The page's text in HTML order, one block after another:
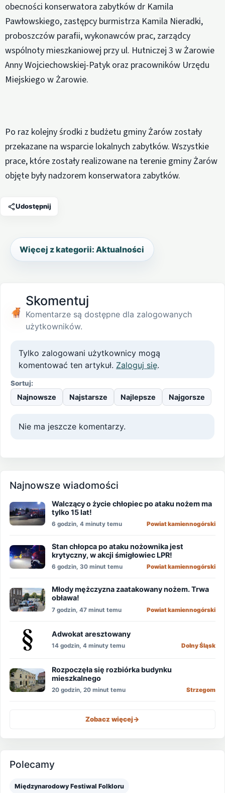
obecności konserwatora zabytków dr Kamila
Pawłowskiego, zastępcy burmistrza Kamila Nieradki,
proboszczów parafii, wykonawców prac, zarządcy
wspólnoty mieszkaniowej przy ul. Hutniczej 3 w Żarowie
Anny Wojciechowskiej-Patyk oraz pracowników Urzędu
Miejskiego w Żarowie.
Po raz kolejny środki z budżetu gminy Żarów zostały
przekazane na wsparcie lokalnych zabytków. Wszystkie
prace, które zostały realizowane na terenie gminy Żarów
objęte były nadzorem konserwatora zabytków.
Udostępnij
Więcej z kategorii: Aktualności
Skomentuj
Komentarze są dostępne dla zalogowanych
użytkowników.
Tylko zalogowani użytkownicy mogą
komentować ten artykuł. Zaloguj się.
Sortuj:
Najnowsze Najstarsze Najlepsze Najgorsze
Nie ma jeszcze komentarzy.
Najnowsze wiadomości
Walczący o życie chłopiec po ataku nożem ma
tylko 15 lat!
6 godzin, 4 minuty temu Powiat kamiennogórski
Stan chłopca po ataku nożownika jest
krytyczny, w akcji śmigłowiec LPR!
6 godzin, 30 minut temu Powiat kamiennogórski
Młody mężczyzna zaatakowany nożem. Trwa
obława!
7 godzin, 47 minut temu Powiat kamiennogórski
Adwokat aresztowany
14 godzin, 4 minuty temu Dolny Śląsk
Rozpoczęła się rozbiórka budynku
mieszkalnego
20 godzin, 20 minut temu Strzegom
Zobacz więcej->
Polecamy
Międzynarodowy Festiwal Folkloru